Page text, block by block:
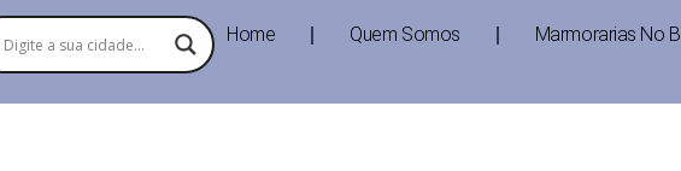
Home Quem Somos Marmorarias No